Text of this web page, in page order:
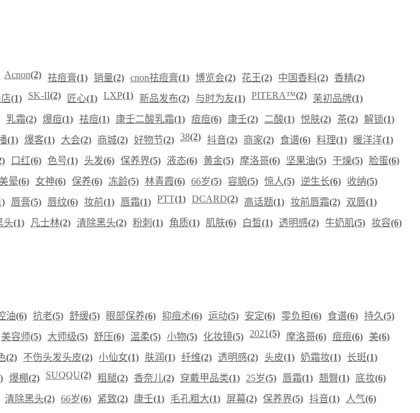
Acnon(2) 祛痘膏(1) 销量(2) cnon祛痘膏(1) 博览会(2) 花王(2) 中国香料(2) 香精(2)
(1) SK-II(2) 匠心(1) LXP(1) 新品发布(2) 与时为友(1) PITERA™(2) 茉初品牌(1)
乳霜(2) 爆痘(1) 祛痘(1) 康壬二酸乳霜(1) 痘痘(6) 康壬(2) 二酸(1) 悦肤(2) 茶(2) 解锁(1)
(1) 爆客(1) 大会(2) 商城(2) 好物节(2) 38(2) 抖音(2) 商家(2) 食谱(6) 料理(1) 暖洋洋(1)
口红(6) 色号(1) 头发(6) 保养界(5) 液态(6) 黄金(5) 摩洛哥(6) 坚果油(5) 干燥(5) 脸蛋(6)
美晕(6) 女神(6) 保养(6) 冻龄(5) 林青霞(6) 66岁(5) 容貌(5) 惊人(5) 逆生长(6) 收纳(5)
唇膏(5) 唇纹(6) 妆前(1) 唇霜(1) PTT(1) DCARD(2) 高话题(1) 妆前唇霜(2) 双唇(1)
头(1) 凡士林(2) 清除黑头(2) 粉刺 (1) 角质(1) 肌肤(6) 白皙(1) 透明感(2) 牛奶肌(5) 妆容(6)
油(6) 抗老(5) 舒缓(5) 眼部保养(6) 抑痘术(6) 运动(5) 安定(6) 零负担(6) 食谱(6) 持久(5)
美容师(5) 大师级(5) 舒压(6) 温柔(5) 小物(5) 化妆镜(5) 2021(5) 摩洛哥(6) 痘痘(6) 美(6)
(2) 不伤头发头皮(2) 小仙女(1) 肤润(1) 纤维(2) 透明感(2) 头皮(1) 奶霜妆(1) 长斑(1)
爆棚(2) SUQQU(2) 粗腿(2) 香奈儿(2) 穿戴甲品类(1) 25岁(5) 唇霜(1) 翘臀(1) 底妆(6)
清除黑头(2) 66岁(6) 紧致(2) 康壬(1) 毛孔粗大(1) 屏幕(2) 保养界(5) 抖音(1) 人气(6)